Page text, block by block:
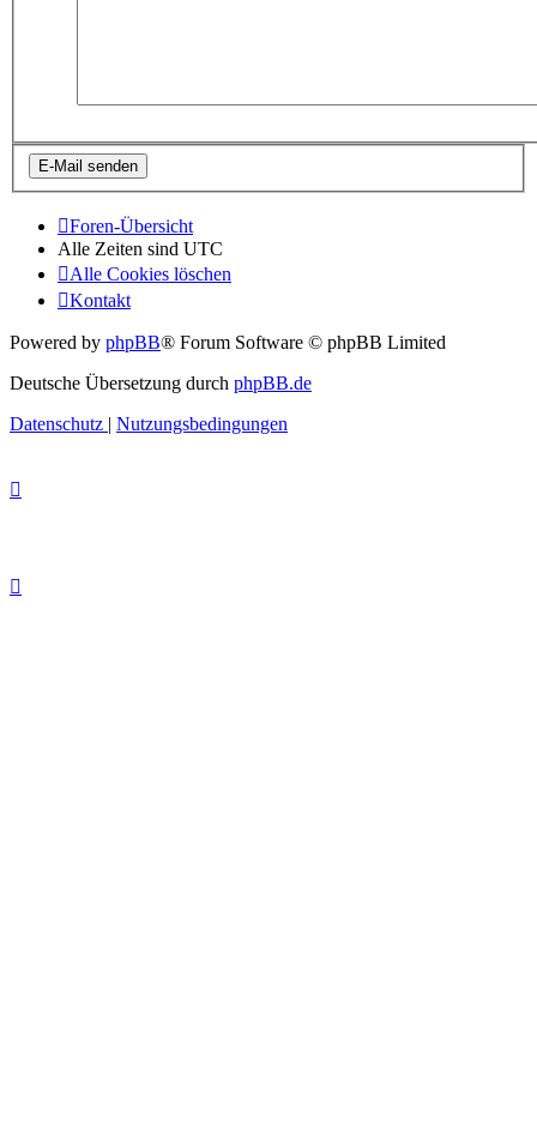
Foren-Übersicht
Alle Zeiten sind UTC
Alle Cookies löschen
Kontakt
Powered by phpBB® Forum Software © phpBB Limited
Deutsche Übersetzung durch phpBB.de
Datenschutz | Nutzungsbedingungen